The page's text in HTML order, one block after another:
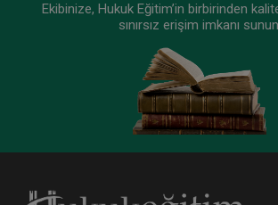
Sermaye Piyasası Hukuku - IV.
Kongresi - XII. Oturum
Ekibinize, Hukuk Eğitim’in birbirinden
sınırsız erişim imkanı